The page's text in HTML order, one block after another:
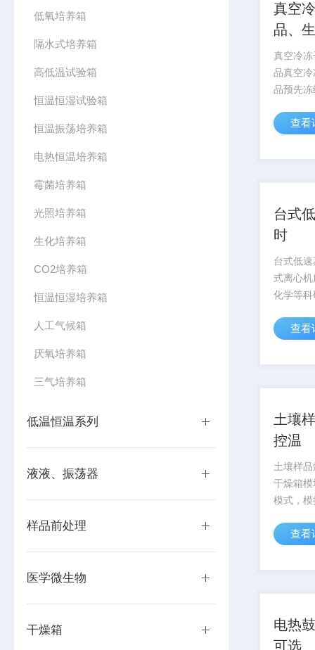
低氧培养箱
隔水式培养箱
高低温试验箱
恒温恒湿试验箱
恒温振荡培养箱
电热恒温培养箱
霉菌培养箱
光照培养箱
生化培养箱
CO2培养箱
恒温恒湿培养箱
人工气候箱
厌氧培养箱
三气培养箱
低温恒温系列
液液、振荡器
样品前处理
医学微生物
干燥箱
真空
品、
真空冷
品真空
品预先
品的一
真空冷
查看
台式
时
台式低
式离心
化学等
查看
土壤
控温
土壤样
干燥箱
模式，
燥。空
室独立
查看
电热
可选